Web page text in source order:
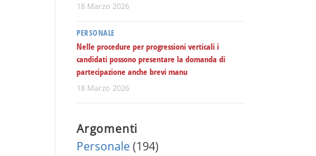
18 Marzo 2026
PERSONALE
Nelle procedure per progressioni verticali i
candidati possono presentare la domanda di
partecipazione anche brevi manu
18 Marzo 2026
Argomenti
Personale(194)